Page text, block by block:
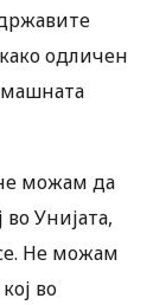
одличен
можам да
Унијата,
Не можам
во